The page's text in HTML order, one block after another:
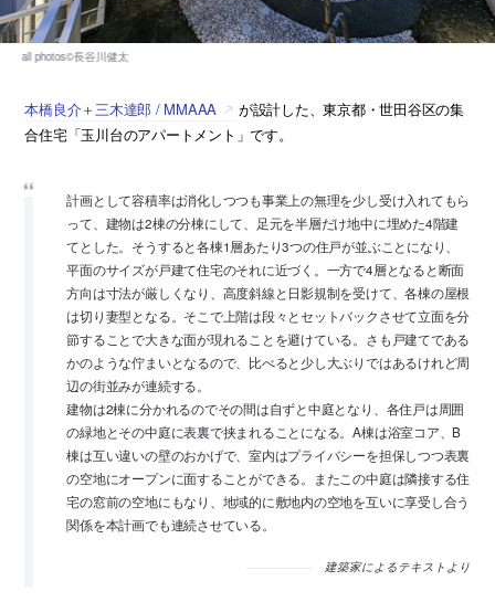
本橋良介＋三木達郎 / MMAAA
が設計した、東京都・世田谷区の集
合住宅「玉川台のアパートメント」です。
計画として容積率は消化しつつも事業上の無理を少し受け入れてもら
って、建物は2棟の分棟にして、足元を半層だけ地中に埋めた4階建
てとした。そうすると各棟1層あたり3つの住戸が並ぶことになり、
平面のサイズが戸建て住宅のそれに近づく。一方で4層となると断面
方向は寸法が厳しくなり、高度斜線と日影規制を受けて、各棟の屋根
は切り妻型となる。そこで上階は段々とセットバックさせて立面を分
節することで大きな面が現れることを避けている。さも戸建てである
かのような佇まいとなるので、比べると少し大ぶりではあるけれど周
辺の街並みが連続する。
建物は2棟に分かれるのでその間は自ずと中庭となり、各住戸は周囲
の緑地とその中庭に表裏で挟まれることになる。A棟は浴室コア、B
棟は互い違いの壁のおかげで、室内はプライバシーを担保しつつ表裏
の空地にオープンに面することができる。またこの中庭は隣接する住
宅の窓前の空地にもなり、地域的に敷地内の空地を互いに享受し合う
関係を本計画でも連続させている。
建築家によるテキストより